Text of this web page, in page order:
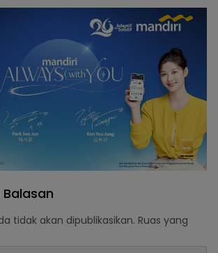
tidak akan dipublikasikan. Ruas yang